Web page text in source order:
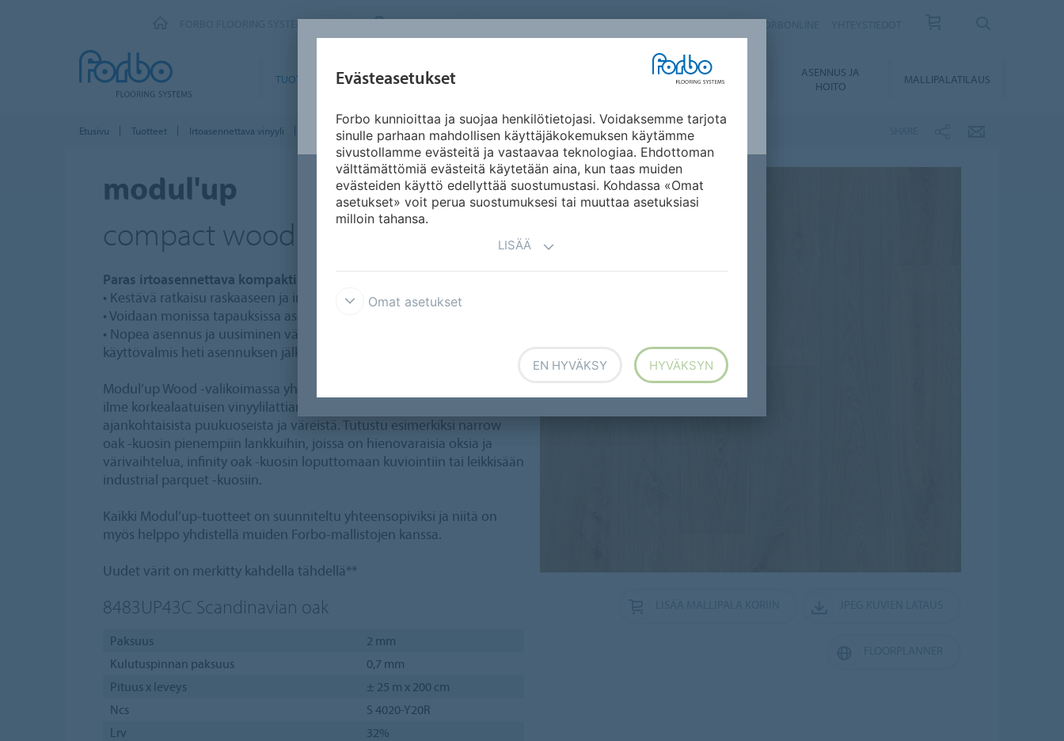
FORBO FLOORING SYSTEMS FINLAND
TUOTTEET KÄYTTÖKOHTEET
INSPIRAATIO JA
DOKUMENTIT
ASENNUS JA
HOITO
MALLIPALATILAUS
Etusivu Tuotteet Irtoasennettava vinyyli Modul'up Compact Modul'up Compact Wood
modul'up
compact wood
Paras irtoasennettava kompakti lattiaratkaisu
• Kestävä ratkaisu raskaaseen ja intensiiviseen käyttöön.
• Voidaan monissa tapauksissa asentaa olemassa olevan lattian päälle.
• Nopea asennus ja uusiminen vähentää käyttökatkoja ja lattia on
käyttövalmis heti asennuksen jälkeen.
Modul’up Wood -valikoimassa yhdistyy puulattian luonnollinen ja aito
ilme korkealaatuisen vinyylilattian etuihin. Valikoima koostuu
ajankohtaisista puukuoseista ja väreistä. Tutustu esimerkiksi narrow
oak -kuosin pienempiin lankkuihin, joissa on hienovaraisia oksia ja
värivaihtelua, infinity oak -kuosin loputtomaan kuviointiin tai leikkisään
industrial parquet -kuosiin.
Kaikki Modul’up-tuotteet on suunniteltu yhteensopiviksi ja niitä on
myös helppo yhdistellä muiden Forbo-mallistojen kanssa.
Uudet värit on merkitty kahdella tähdellä**
8483UP43C Scandinavian oak
Paksuus
2 mm
Kulutuspinnan paksuus
0,7 mm
Pituus x leveys
± 25 m x 200 cm
Ncs
S 4020-Y20R
Lrv
32%
Evästeasetukset
Forbo kunnioittaa ja suojaa henkilötietojasi. Voidaksemme tarjota
sinulle parhaan mahdollisen käyttäjäkokemuksen käytämme
sivustollamme evästeitä ja vastaavaa teknologiaa. Ehdottoman
välttämättömiä evästeitä käytetään aina, kun taas muiden
evästeiden käyttö edellyttää suostumustasi. Kohdassa «Omat
asetukset» voit perua suostumuksesi tai muuttaa asetuksiasi
milloin tahansa.
LISÄÄ
Omat asetukset
EN HYVÄKSY HYVÄKSYN